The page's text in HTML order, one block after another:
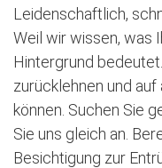
Leidenschaftlich,
Weil wir wissen, was
Hintergrund
zurücklehnen und
können. Suchen Sie
Sie uns gleich an.
Besichtigung zur